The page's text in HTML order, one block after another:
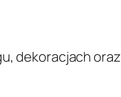
dekoracjach